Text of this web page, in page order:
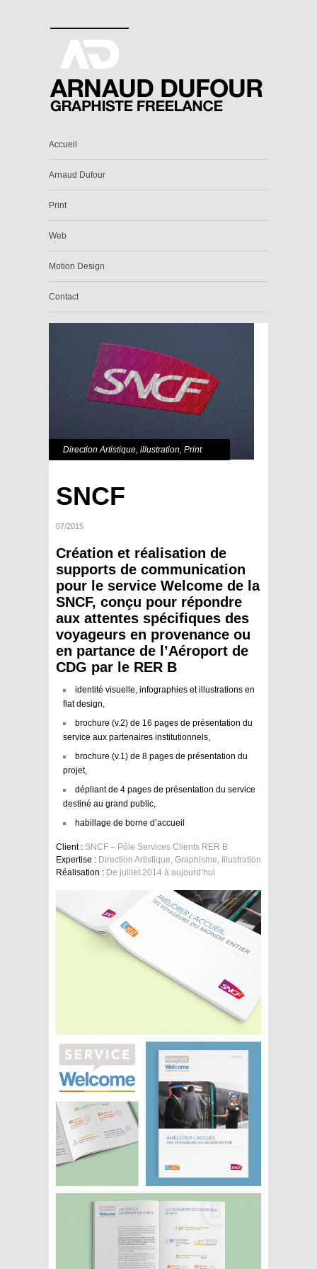
Accueil
Arnaud Dufour
Print
Web
Motion Design
Contact
Direction Artistique, illustration, Print
SNCF
07/2015
Création et réalisation de
supports de communication
pour le service Welcome de la
SNCF, conçu pour répondre
aux attentes spécifiques des
voyageurs en provenance ou
en partance de l’Aéroport de
CDG par le RER B
identité visuelle, infographies et illustrations en
flat design,
brochure (v.2) de 16 pages de présentation du
service aux partenaires institutionnels,
brochure (v.1) de 8 pages de présentation du
projet,
dépliant de 4 pages de présentation du service
destiné au grand public,
habillage de borne d’accueil
Client : SNCF – Pôle Services Clients RER B
Expertise : Direction Artistique, Graphisme, Illustration
Réalisation : De juillet 2014 à aujourd’hui